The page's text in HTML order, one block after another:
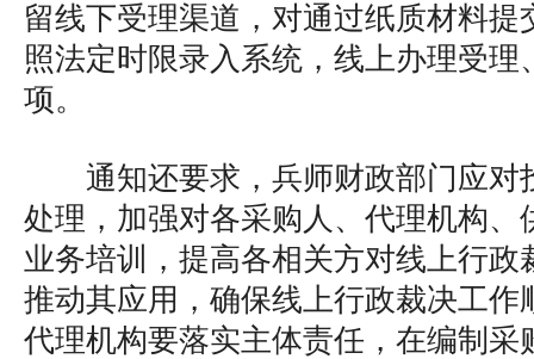
留线下受理渠道，对通过纸质材料提
照法定时限录入系统，线上办理受理
项。
通知还要求，兵师财政部门应对
处理，加强对各采购人、代理机构、
业务培训，提高各相关方对线上行政
推动其应用，确保线上行政裁决工作
代理机构要落实主体责任，在编制采